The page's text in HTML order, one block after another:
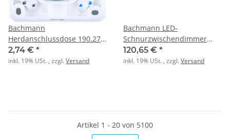
Bachmann
Herdanschlussdose 190.270
UP+AP 16A/380V ws (0,75-
2,50mm)
2,74 € *
inkl. 19% USt. , zzgl.Versand
Bachmann LED-
Schnurzwischendimmer
Serie 8116 schwarz
120,65 € *
inkl. 19% USt. , zzgl.Versand
Artikel 1 - 20 von 5100